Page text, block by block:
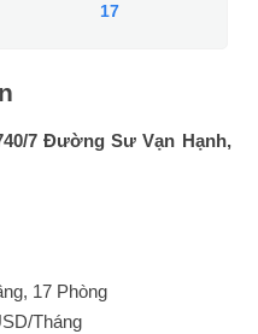
17
7 Đường Sư Vạn Hạnh,
17 Phòng
Tháng